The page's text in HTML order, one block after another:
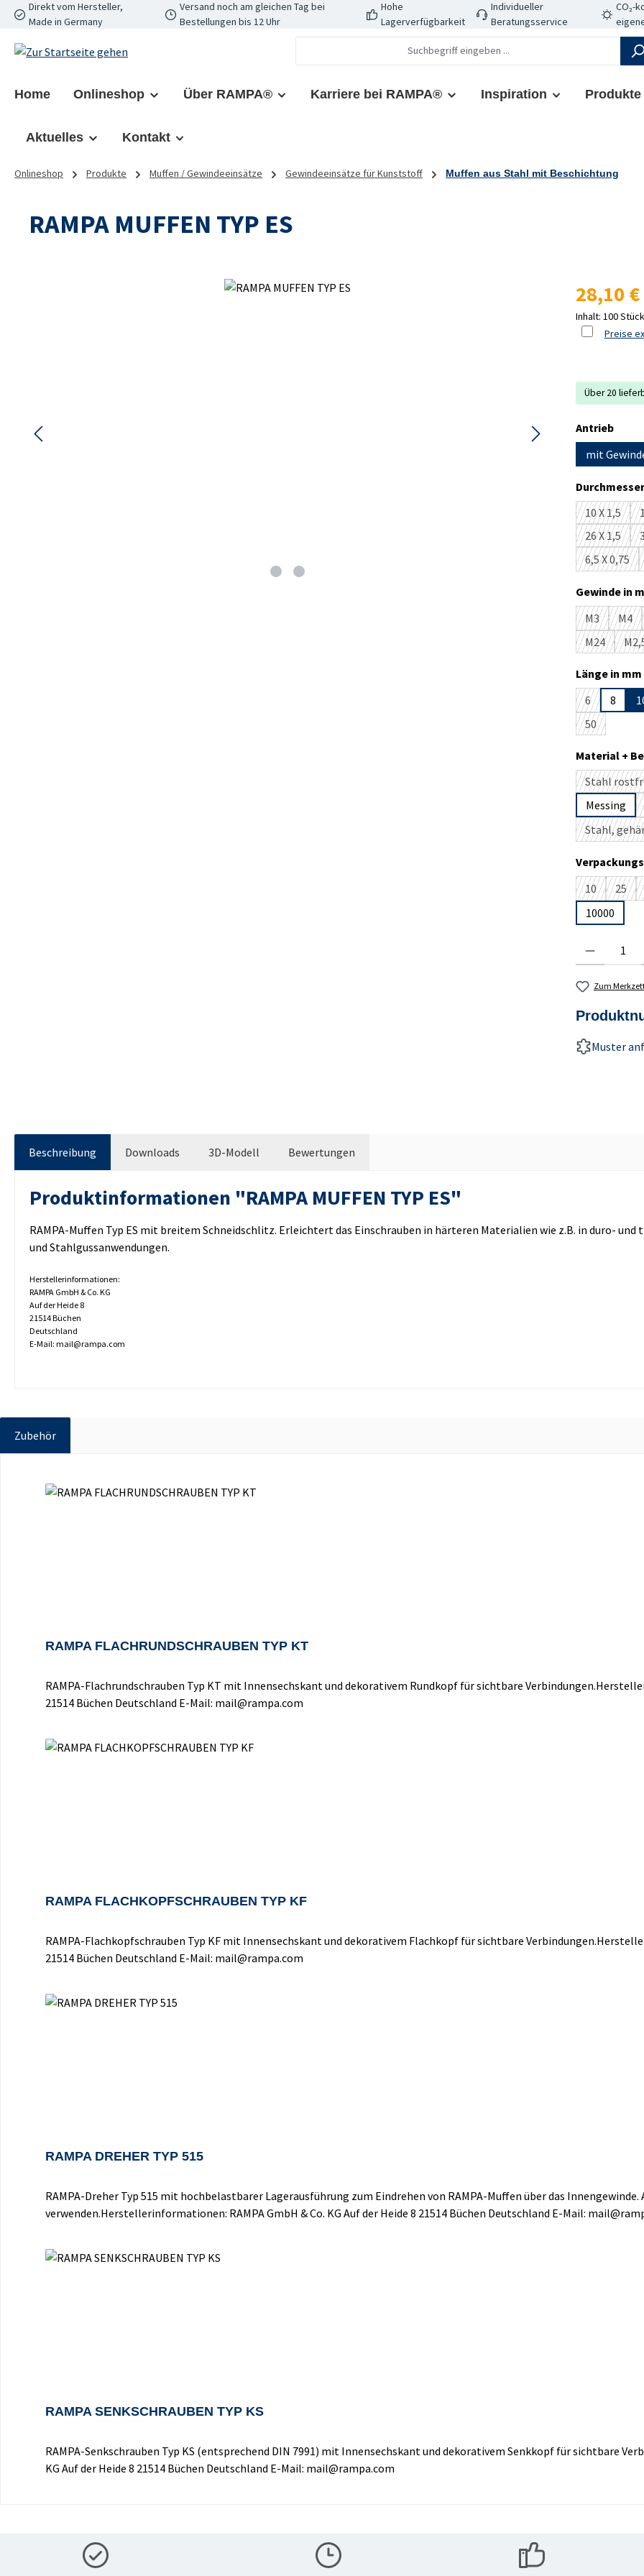
Hauptinhalt springen
Zur Suche springen
Zur Hauptnavigation springen
Direkt vom Hersteller,
Made in Germany
Versand noch am gleichen Tag bei
Bestellungen bis 12 Uhr
Hohe
Lagerverfügbarkeit
Individueller
Beratungsservice
CO₂-
Home Onlineshop Über RAMPA® Karriere bei RAMPA® Inspiration Produkte
Aktuelles Kontakt
Onlineshop Produkte Muffen / Gewindeeinsätze Gewindeeinsätze für Kunststoff Muffen aus Stahl mit Beschichtung
RAMPA MUFFEN TYP ES
Regulärer
28,10 €
Inhalt: 100 Stück
Preise
Über 20
Antrieb
mit
10 X 1,5
(Diese
26 X 1,5
(Diese
6,5 X 0,75
(Diese
Gewinde in
M3
(Diese
M4
M24
(Diese
Länge in mm
6
(Diese
8
50
(Diese
Material +
Stahl
Messing
Stahl,
10
(Diese
25
10000
Produkt
Zum
Muster
Beschreibung Downloads 3D-Modell Bewertungen
Produktinformationen "RAMPA MUFFEN TYP ES"
RAMPA-Muffen Typ ES mit breitem Schneidschlitz. Erleichtert das Einschrauben in härteren Materialien wie z.B. in duro-
und Stahlgussanwendungen.
Herstellerinformationen:
RAMPA GmbH & Co. KG
Auf der Heide 8
21514 Büchen
Deutschland
E-Mail: mail@rampa.com
Zubehör
RAMPA FLACHRUNDSCHRAUBEN TYP KT
RAMPA-Flachrundschrauben Typ KT mit Innensechskant und dekorativem Rundkopf für sichtbare
21514 Büchen Deutschland E-Mail: mail@rampa.com
RAMPA FLACHKOPFSCHRAUBEN TYP KF
RAMPA-Flachkopfschrauben Typ KF mit Innensechskant und dekorativem Flachkopf für sichtbare
21514 Büchen Deutschland E-Mail: mail@rampa.com
RAMPA DREHER TYP 515
RAMPA-Dreher Typ 515 mit hochbelastbarer Lagerausführung zum Eindrehen von RAMPA-Muffen über das
verwenden.Herstellerinformationen: RAMPA GmbH & Co. KG Auf der Heide 8 21514 Büchen Deutschland E-Mail:
RAMPA SENKSCHRAUBEN TYP KS
RAMPA-Senkschrauben Typ KS (entsprechend DIN 7991) mit Innensechskant und dekorativem Senkkopf für sichtbare
KG Auf der Heide 8 21514 Büchen Deutschland E-Mail: mail@rampa.com